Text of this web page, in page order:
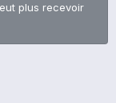
plus recevoir